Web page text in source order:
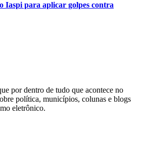
Iaspi para aplicar golpes contra
por dentro de tudo que acontece no
política, municípios, colunas e blogs
eletrônico.